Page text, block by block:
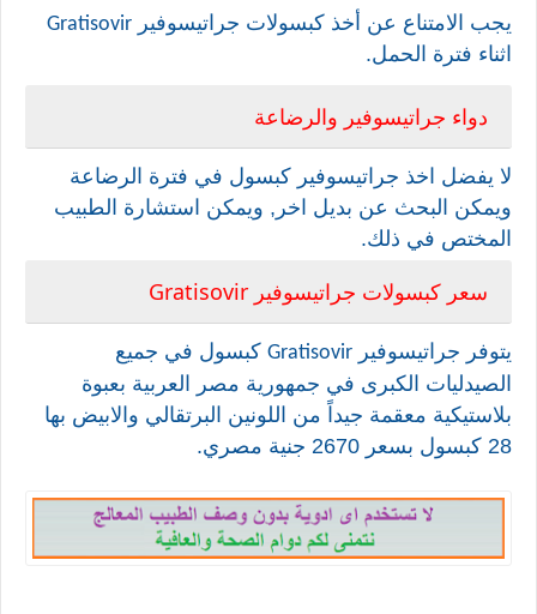
يجب الامتناع عن أخذ كبسولات جراتيسوفير Gratisovir
اثناء فترة الحمل.
دواء جراتيسوفير والرضاعة
لا يفضل اخذ جراتيسوفير كبسول في فترة الرضاعة
ويمكن البحث عن بديل اخر, ويمكن استشارة الطبيب
المختص في ذلك.
سعر كبسولات جراتيسوفير Gratisovir
يتوفر جراتيسوفير Gratisovir كبسول في جميع
الصيدليات الكبرى في جمهورية مصر العربية بعبوة
بلاستيكية معقمة جيداً من اللونين البرتقالي والابيض بها
28 كبسول بسعر 2670 جنية مصري.